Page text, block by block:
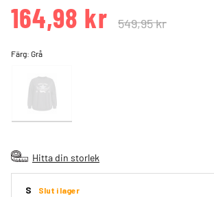
164,98 kr 549,95 kr
Färg:Grå
Hitta din storlek
S Slut i lager